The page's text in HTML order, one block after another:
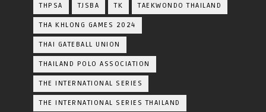
THPSA TJSBA TK TAEKWONDO THAILAND
THA KHLONG GAMES 2024
THAI GATEBALL UNION
THAILAND POLO ASSOCIATION
THE INTERNATIONAL SERIES
THE INTERNATIONAL SERIES THAILAND